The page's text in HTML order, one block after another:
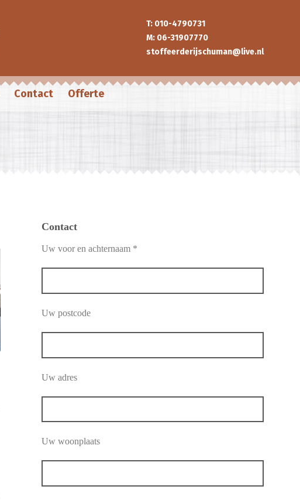
T: 010-4790731
M: 06-31907770
stoffeerderijschuman@live.nl
Contact Offerte
Contact
Uw voor en achternaam *
Uw postcode
Uw adres
Uw woonplaats